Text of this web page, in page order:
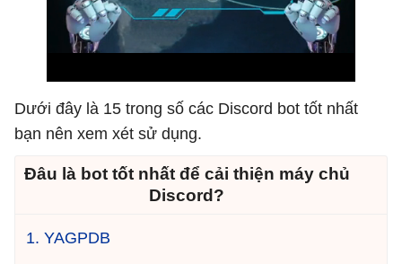
Dưới đây là 15 trong số các Discord bot tốt nhất
bạn nên xem xét sử dụng.
Đâu là bot tốt nhất để cải thiện máy chủ
Discord?
1. YAGPDB